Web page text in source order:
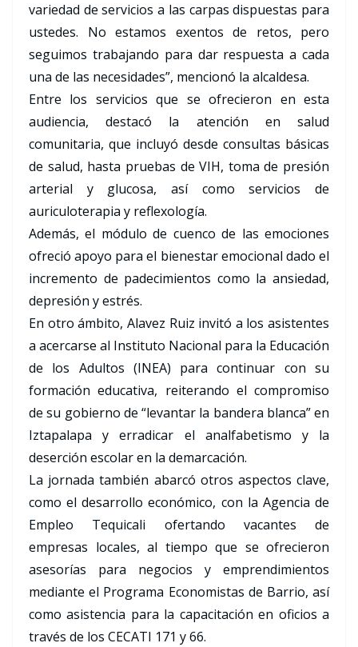
variedad de servicios a las carpas dispuestas para
ustedes. No estamos exentos de retos, pero
seguimos trabajando para dar respuesta a cada
una de las necesidades”, mencionó la alcaldesa.
Entre los servicios que se ofrecieron en esta
audiencia, destacó la atención en salud
comunitaria, que incluyó desde consultas básicas
de salud, hasta pruebas de VIH, toma de presión
arterial y glucosa, así como servicios de
auriculoterapia y reflexología.
Además, el módulo de cuenco de las emociones
ofreció apoyo para el bienestar emocional dado el
incremento de padecimientos como la ansiedad,
depresión y estrés.
En otro ámbito, Alavez Ruiz invitó a los asistentes
a acercarse al Instituto Nacional para la Educación
de los Adultos (INEA) para continuar con su
formación educativa, reiterando el compromiso
de su gobierno de “levantar la bandera blanca” en
Iztapalapa y erradicar el analfabetismo y la
deserción escolar en la demarcación.
La jornada también abarcó otros aspectos clave,
como el desarrollo económico, con la Agencia de
Empleo Tequicali ofertando vacantes de
empresas locales, al tiempo que se ofrecieron
asesorías para negocios y emprendimientos
mediante el Programa Economistas de Barrio, así
como asistencia para la capacitación en oficios a
través de los CECATI 171 y 66.